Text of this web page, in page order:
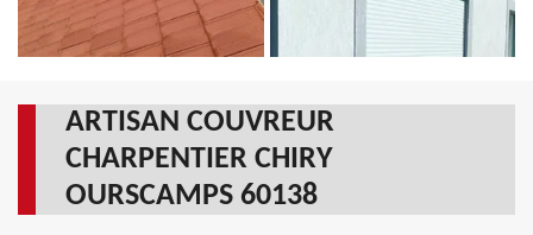
ARTISAN COUVREUR
CHARPENTIER CHIRY
OURSCAMPS 60138